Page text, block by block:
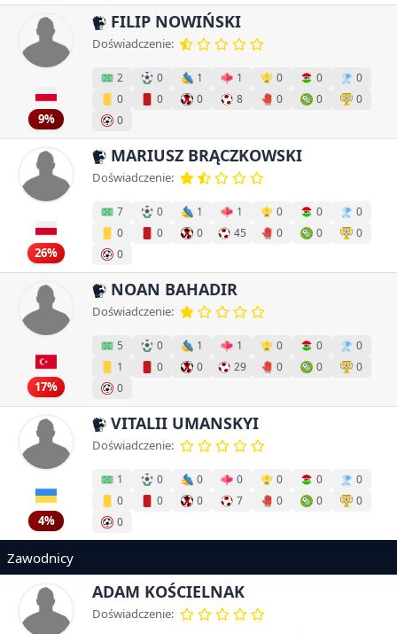
9%
FILIP NOWIŃSKI
Doświadczenie:
2 0 1 1 0 0
0
0
0 0 8 0 0
0
0
26%
MARIUSZ BRĄCZKOWSKI
Doświadczenie:
7 0 1 1 0 0
0
0
0 0 45 0 0
0
0
17%
NOAN BAHADIR
Doświadczenie:
5 0 1 1 0 0
0
1
0 0 29 0 0
0
0
4%
VITALII UMANSKYI
Doświadczenie:
1 0 0 0 0 0
0
0
0 0 7 0 0
0
0
Zawodnicy
ADAM KOŚCIELNAK
Doświadczenie: